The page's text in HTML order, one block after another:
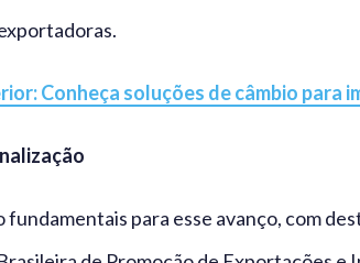
Conheça soluções de câmbio para
para esse avanço, com